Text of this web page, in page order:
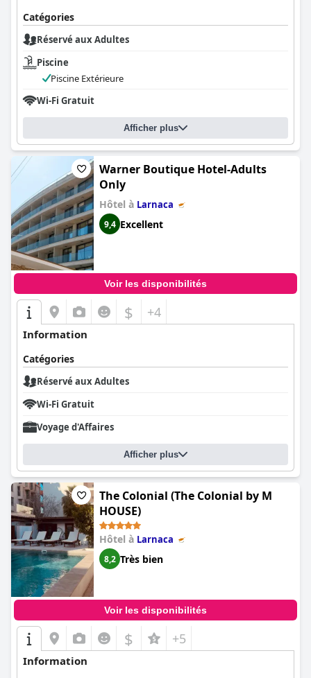
Catégories
Réservé aux Adultes
Piscine
Piscine Extérieure
Wi-Fi Gratuit
Afficher plus
Warner Boutique Hotel-Adults
Only
Hôtel à Larnaca
9,4 Excellent
Voir les disponibilités
$ +4
Information
Catégories
Réservé aux Adultes
Wi-Fi Gratuit
Voyage d'Affaires
Afficher plus
The Colonial (The Colonial by M
HOUSE)
Hôtel à Larnaca
8,2 Très bien
Voir les disponibilités
$ +5
Information